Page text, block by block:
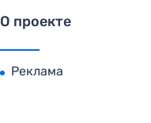
О проекте
Реклама